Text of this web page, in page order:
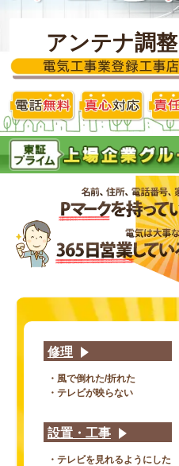
アンテナ調整
修理
・風で倒れた/折れた
・テレビが映らない
設置・工事
・テレビを見れるようにした